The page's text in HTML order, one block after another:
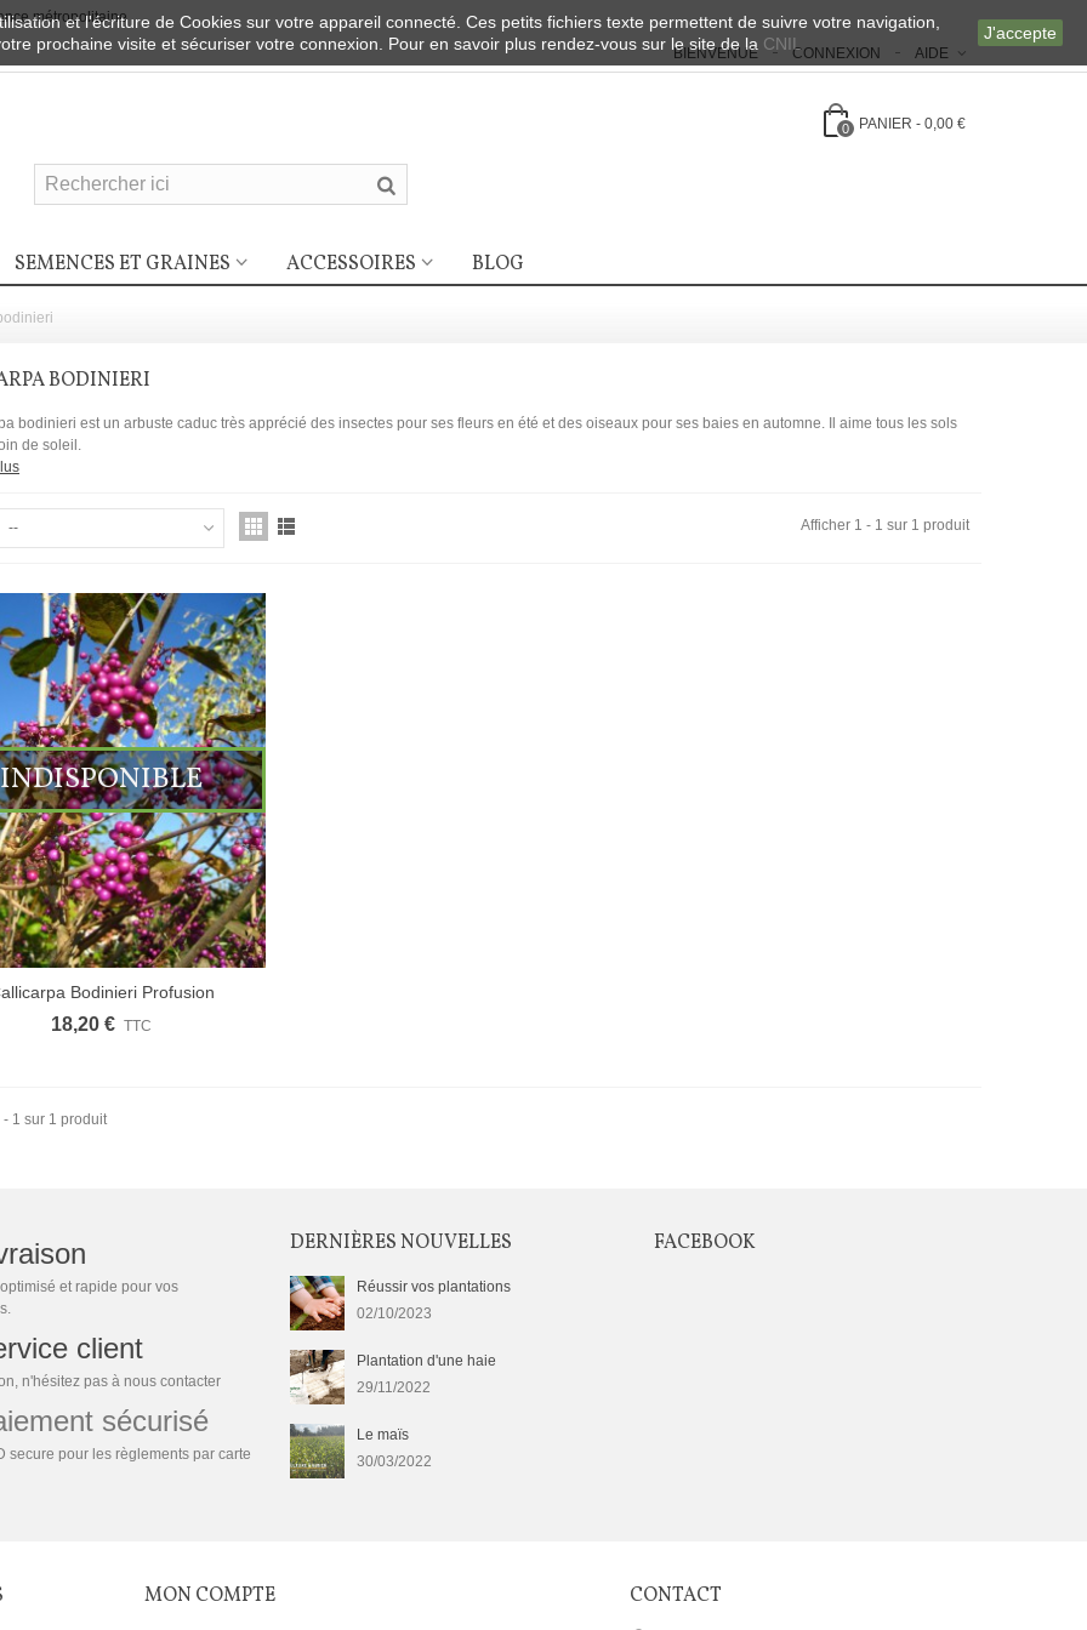
et l'écriture de Cookies sur votre appareil connecté. Ces petits fichiers texte permettent de suivre votre navigation,
prochaine visite et sécuriser votre connexion. Pour en savoir plus rendez-vous sur le site de la CNIL
J'accepte
métropolitaine
AIDE
CONNEXION
BIENVENUE
0 PANIER - 0,00 €
SEMENCES ET GRAINES ACCESSOIRES BLOG
BODINIERI
bodinieri est un arbuste caduc très apprécié des insectes pour ses fleurs en été et des oiseaux pour ses baies en automne. Il aime tous les sols
de soleil.
-- Afficher 1 - 1 sur 1 produit
INDISPONIBLE
Bodinieri Profusion
18,20 € TTC
- 1 sur 1 produit
et rapide pour vos
client
n'hésitez pas à nous contacter
sécurisé
secure pour les règlements par carte
DERNIÈRES NOUVELLES
Réussir vos plantations
02/10/2023
Plantation d'une haie
29/11/2022
Le maïs
30/03/2022
FACEBOOK
MON COMPTE CONTACT